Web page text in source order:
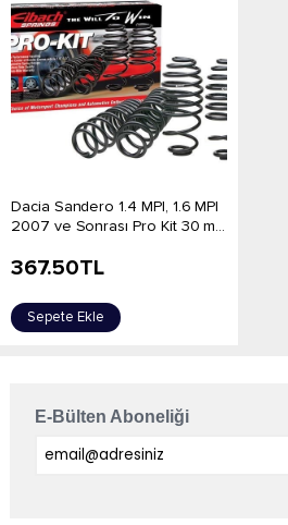
Dacia Sandero 1.4 MPI, 1.6 MPI
2007 ve Sonrası Pro Kit 30 m...
367.50TL
Sepete Ekle
E-Bülten Aboneliği